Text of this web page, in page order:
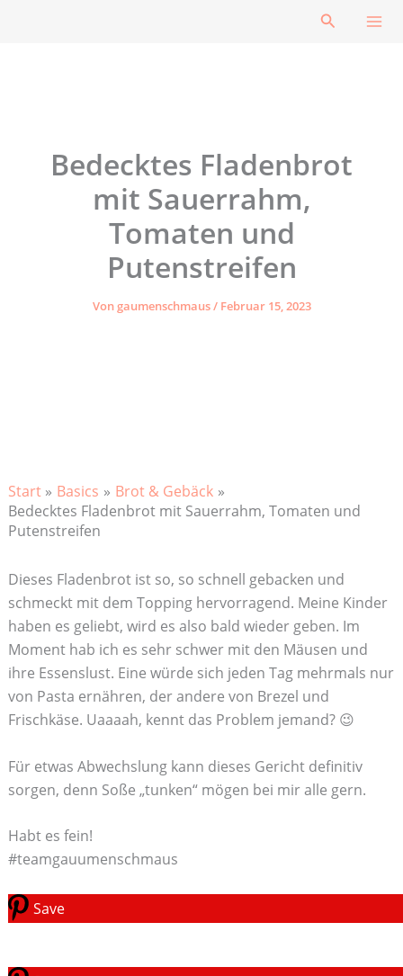
Suchen
Bedecktes Fladenbrot
mit Sauerrahm,
Tomaten und
Putenstreifen
Vongaumenschmaus/ Februar 15, 2023
Start Basics
Brot & Gebäck
Bedecktes Fladenbrot mit Sauerrahm, Tomaten und
Putenstreifen
Dieses Fladenbrot ist so, so schnell gebacken und
schmeckt mit dem Topping hervorragend. Meine Kinder
haben es geliebt, wird es also bald wieder geben. Im
Moment hab ich es sehr schwer mit den Mäusen und
ihre Essenslust. Eine würde sich jeden Tag mehrmals nur
von Pasta ernähren, der andere von Brezel und
Frischkäse. Uaaaah, kennt das Problem jemand? 😉
Für etwas Abwechslung kann dieses Gericht definitiv
sorgen, denn Soße „tunken“ mögen bei mir alle gern.
Habt es fein!
#teamgauumenschmaus
Save